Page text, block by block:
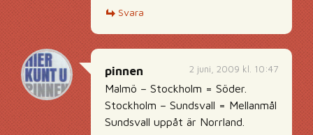
Svara
2 juni, 2009 kl. 10:47
pinnen
Malmö – Stockholm = Söder.
Stockholm – Sundsvall = Mellanmål
Sundsvall uppåt är Norrland.